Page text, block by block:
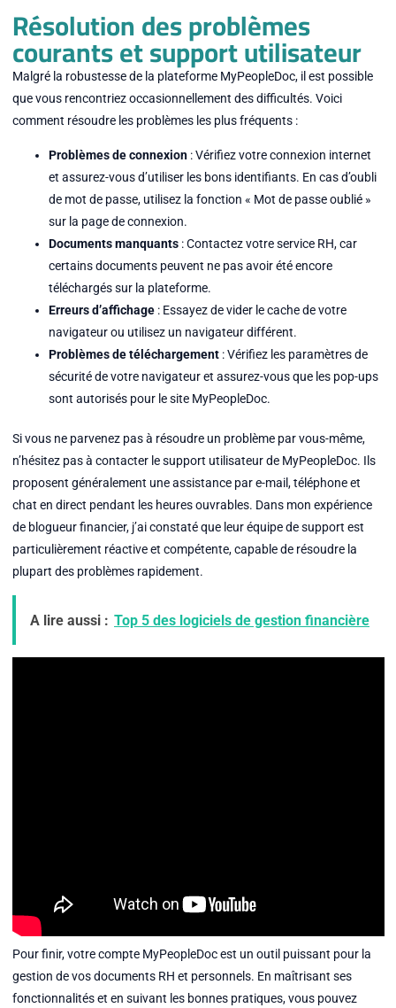
Résolution des problèmes
courants et support utilisateur
Malgré la robustesse de la plateforme MyPeopleDoc, il est possible
que vous rencontriez occasionnellement des difficultés. Voici
comment résoudre les problèmes les plus fréquents :
Problèmes de connexion: Vérifiez votre connexion internet
et assurez-vous d’utiliser les bons identifiants. En cas d’oubli
de mot de passe, utilisez la fonction « Mot de passe oublié »
sur la page de connexion.
Documents manquants: Contactez votre service RH, car
certains documents peuvent ne pas avoir été encore
téléchargés sur la plateforme.
Erreurs d’affichage: Essayez de vider le cache de votre
navigateur ou utilisez un navigateur différent.
Problèmes de téléchargement: Vérifiez les paramètres de
sécurité de votre navigateur et assurez-vous que les pop-ups
sont autorisés pour le site MyPeopleDoc.
Si vous ne parvenez pas à résoudre un problème par vous-même,
n’hésitez pas à contacter le support utilisateur de MyPeopleDoc. Ils
proposent généralement une assistance par e-mail, téléphone et
chat en direct pendant les heures ouvrables. Dans mon expérience
de blogueur financier, j’ai constaté que leur équipe de support est
particulièrement réactive et compétente, capable de résoudre la
plupart des problèmes rapidement.
A lire aussi : Top 5 des logiciels de gestion financière
Pour finir, votre compte MyPeopleDoc est un outil puissant pour la
gestion de vos documents RH et personnels. En maîtrisant ses
fonctionnalités et en suivant les bonnes pratiques, vous pouvez